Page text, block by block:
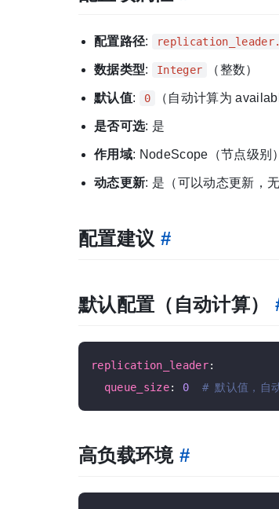
配置路径:
数据类型: Integer （整数）
默认值: 0 （自动计算为
是否可选: 是
作用域: NodeScope（节点级别）
动态更新: 是（可以动态更新，无
配置建议 #
默认配置（自动计算）
replication_leader:
queue_size: 0 # 默认值，自
高负载环境 #